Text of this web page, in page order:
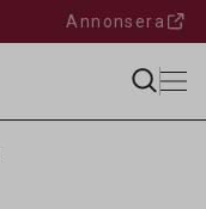
Annonsera